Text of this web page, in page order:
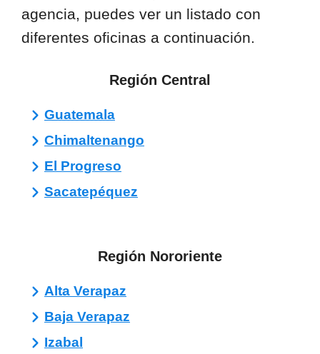
agencia, puedes ver un listado con
diferentes oficinas a continuación.
Región Central
Guatemala
Chimaltenango
El Progreso
Sacatepéquez
Región Nororiente
Alta Verapaz
Baja Verapaz
Izabal